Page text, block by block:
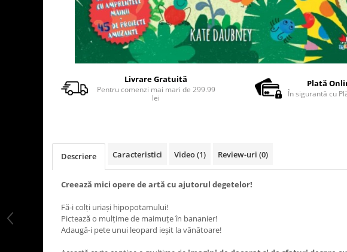
Livrare Gratuită
Pentru comenzi mai mari de 299.99
lei
Plată
În sigurantă cu
Descriere Caracteristici Video(1) Review-uri (0)
Creează mici opere de artă cu ajutorul degetelor!
Fă-i colți uriași hipopotamului!
Pictează o mulțime de maimuțe în bananier!
Adaugă-i pete unui leopard ieșit la vânătoare!